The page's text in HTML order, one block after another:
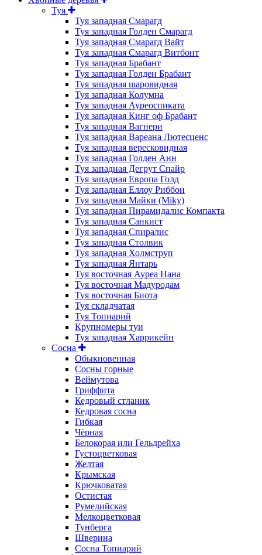
Туя
Туя западная Смарагд
Туя западная Голден Смарагд
Туя западная Смарагд Вайт
Туя западная Смарагд Витбонт
Туя западная Брабант
Туя западная Голден Брабант
Туя западная шаровидная
Туя западная Колумна
Туя западная Ауреоспиката
Туя западная Кинг оф Брабант
Туя западная Вагнери
Туя западная Вареана Лютесценс
Туя западная вересковидная
Туя западная Голден Анн
Туя западная Дегрут Спайр
Туя западная Европа Голд
Туя западная Еллоу Риббон
Туя западная Майки (Miky)
Туя западная Пирамидалис Компакта
Туя западная Санкист
Туя западная Спиралис
Туя западная Столвик
Туя западная Холмструп
Туя западная Янтарь
Туя восточная Ауреа Нана
Туя восточная Мадуродам
Туя восточная Биота
Туя складчатая
Туя Топиарий
Крупномеры туи
Туя западная Харрикейн
Сосна
Обыкновенная
Сосны горные
Веймутова
Гриффита
Кедровый стланик
Кедровая сосна
Гибкая
Чёрная
Белокорая или Гельдрейха
Густоцветковая
Желтая
Крымская
Крючковатая
Остистая
Румелийская
Мелкоцветковая
Тунберга
Шверина
Сосна Топиарий